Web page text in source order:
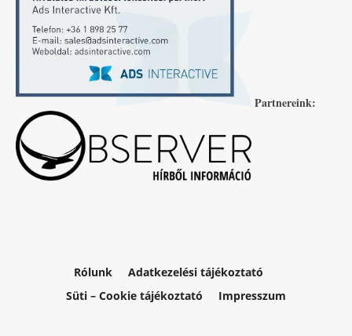
Partnereink:
Rólunk
Adatkezelési tájékoztató
Süti – Cookie tájékoztató
Impresszum